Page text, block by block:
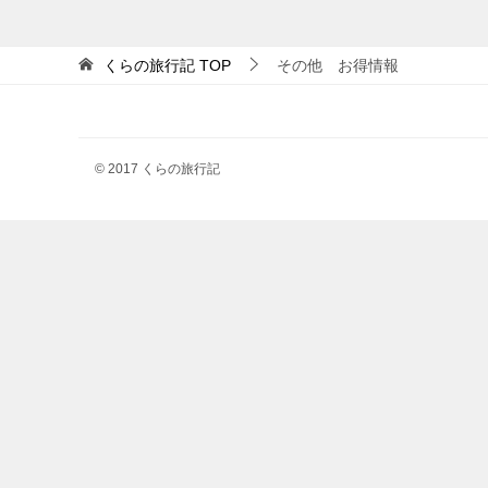
くらの旅行記 TOP その他 お得情報
© 2017 くらの旅行記